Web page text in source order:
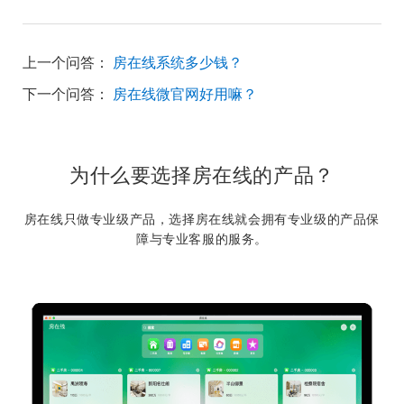
上一个问答： 房在线系统多少钱？
下一个问答： 房在线微官网好用嘛？
为什么要选择房在线的产品？
房在线只做专业级产品，选择房在线就会拥有专业级的产品保
障与专业客服的服务。